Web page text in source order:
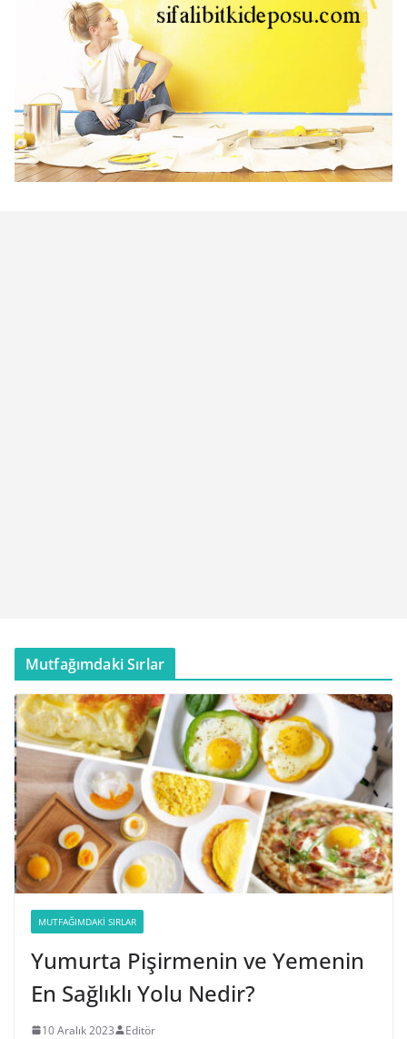
Mutfağımdaki Sırlar
MUTFAĞIMDAKI SIRLAR
Yumurta Pişirmenin ve Yemenin
En Sağlıklı Yolu Nedir?
10 Aralık 2023 Editör